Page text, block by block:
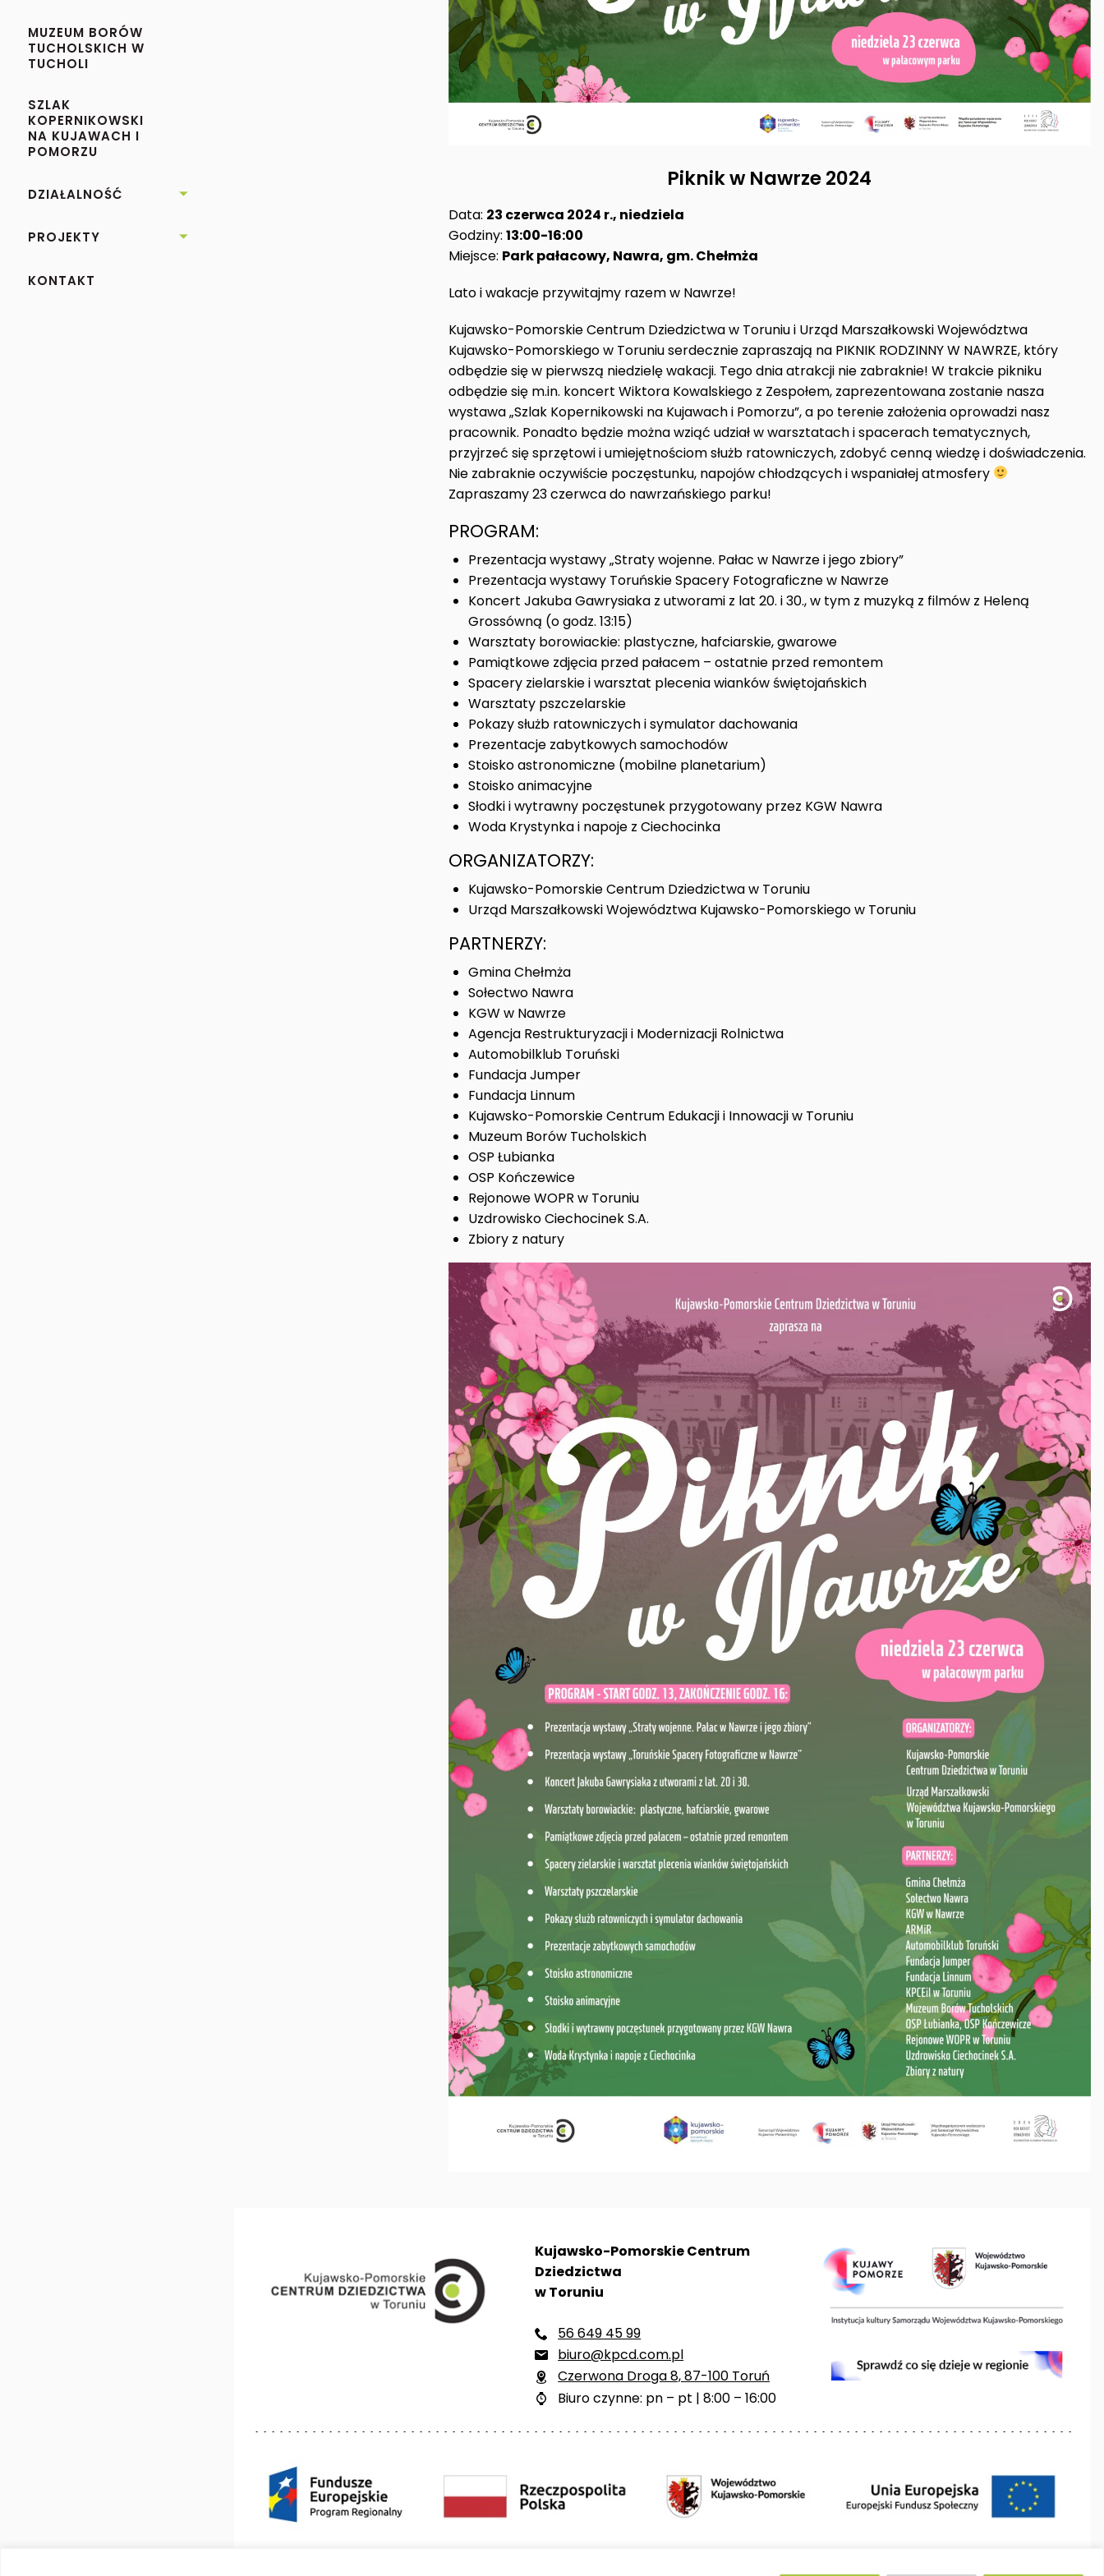
MUZEUM BORÓW
TUCHOLSKICH W
TUCHOLI
SZLAK
KOPERNIKOWSKI
NA KUJAWACH I
POMORZU
DZIAŁALNOŚĆ 
PROJEKTY 
KONTAKT
Piknik w Nawrze 2024
Data: 23 czerwca 2024 r., niedziela
Godziny: 13:00-16:00
Miejsce: Park pałacowy, Nawra, gm. Chełmża
Lato i wakacje przywitajmy razem w Nawrze!
Kujawsko-Pomorskie Centrum Dziedzictwa w Toruniu i Urząd Marszałkowski Województwa
Kujawsko-Pomorskiego w Toruniu serdecznie zapraszają na PIKNIK RODZINNY W NAWRZE, który
odbędzie się w pierwszą niedzielę wakacji. Tego dnia atrakcji nie zabraknie! W trakcie pikniku
odbędzie się m.in. koncert Wiktora Kowalskiego z Zespołem, zaprezentowana zostanie nasza
wystawa „Szlak Kopernikowski na Kujawach i Pomorzu”, a po terenie założenia oprowadzi nasz
pracownik. Ponadto będzie można wziąć udział w warsztatach i spacerach tematycznych,
przyjrzeć się sprzętowi i umiejętnościom służb ratowniczych, zdobyć cenną wiedzę i doświadczenia.
Nie zabraknie oczywiście poczęstunku, napojów chłodzących i wspaniałej atmosfery
Zapraszamy 23 czerwca do nawrzańskiego parku!
PROGRAM:
Prezentacja wystawy „Straty wojenne. Pałac w Nawrze i jego zbiory”
Prezentacja wystawy Toruńskie Spacery Fotograficzne w Nawrze
Koncert Jakuba Gawrysiaka z utworami z lat 20. i 30., w tym z muzyką z filmów z Heleną
Grossówną (o godz. 13:15)
Warsztaty borowiackie: plastyczne, hafciarskie, gwarowe
Pamiątkowe zdjęcia przed pałacem – ostatnie przed remontem
Spacery zielarskie i warsztat plecenia wianków świętojańskich
Warsztaty pszczelarskie
Pokazy służb ratowniczych i symulator dachowania
Prezentacje zabytkowych samochodów
Stoisko astronomiczne (mobilne planetarium)
Stoisko animacyjne
Słodki i wytrawny poczęstunek przygotowany przez KGW Nawra
Woda Krystynka i napoje z Ciechocinka
ORGANIZATORZY:
Kujawsko-Pomorskie Centrum Dziedzictwa w Toruniu
Urząd Marszałkowski Województwa Kujawsko-Pomorskiego w Toruniu
PARTNERZY:
Gmina Chełmża
Sołectwo Nawra
KGW w Nawrze
Agencja Restrukturyzacji i Modernizacji Rolnictwa
Automobilklub Toruński
Fundacja Jumper
Fundacja Linnum
Kujawsko-Pomorskie Centrum Edukacji i Innowacji w Toruniu
Muzeum Borów Tucholskich
OSP Łubianka
OSP Kończewice
Rejonowe WOPR w Toruniu
Uzdrowisko Ciechocinek S.A.
Zbiory z natury
Kujawsko-Pomorskie Centrum
Dziedzictwa
w Toruniu
 56 649 45 99
 biuro@kpcd.com.pl
 Czerwona Droga 8, 87-100 Toruń
 Biuro czynne: pn – pt | 8:00 – 16:00